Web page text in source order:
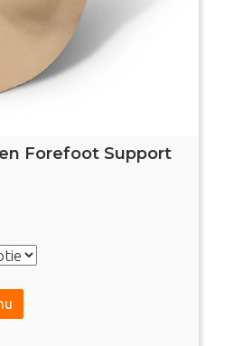
Forefoot Support